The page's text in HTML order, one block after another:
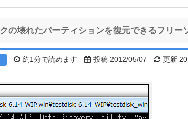
の壊れたパーティションを復元できるフリー
約1分で読めます 投稿 2012/05/07 更新